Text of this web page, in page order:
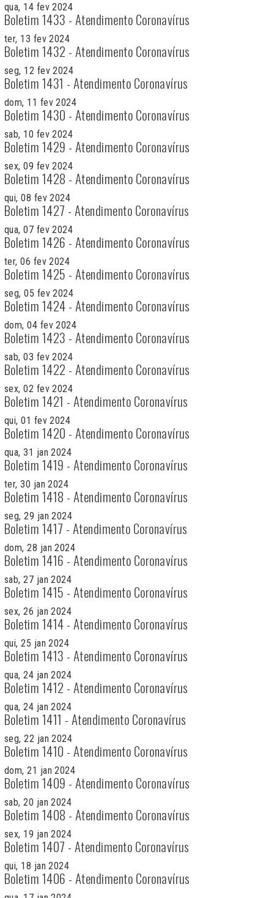
qua, 14 fev 2024
Boletim 1433 - Atendimento Coronavírus
ter, 13 fev 2024
Boletim 1432 - Atendimento Coronavírus
seg, 12 fev 2024
Boletim 1431 - Atendimento Coronavírus
dom, 11 fev 2024
Boletim 1430 - Atendimento Coronavírus
sab, 10 fev 2024
Boletim 1429 - Atendimento Coronavírus
sex, 09 fev 2024
Boletim 1428 - Atendimento Coronavírus
qui, 08 fev 2024
Boletim 1427 - Atendimento Coronavírus
qua, 07 fev 2024
Boletim 1426 - Atendimento Coronavírus
ter, 06 fev 2024
Boletim 1425 - Atendimento Coronavírus
seg, 05 fev 2024
Boletim 1424 - Atendimento Coronavírus
dom, 04 fev 2024
Boletim 1423 - Atendimento Coronavírus
sab, 03 fev 2024
Boletim 1422 - Atendimento Coronavírus
sex, 02 fev 2024
Boletim 1421 - Atendimento Coronavírus
qui, 01 fev 2024
Boletim 1420 - Atendimento Coronavírus
qua, 31 jan 2024
Boletim 1419 - Atendimento Coronavírus
ter, 30 jan 2024
Boletim 1418 - Atendimento Coronavírus
seg, 29 jan 2024
Boletim 1417 - Atendimento Coronavírus
dom, 28 jan 2024
Boletim 1416 - Atendimento Coronavírus
sab, 27 jan 2024
Boletim 1415 - Atendimento Coronavírus
sex, 26 jan 2024
Boletim 1414 - Atendimento Coronavírus
qui, 25 jan 2024
Boletim 1413 - Atendimento Coronavírus
qua, 24 jan 2024
Boletim 1412 - Atendimento Coronavírus
qua, 24 jan 2024
Boletim 1411 - Atendimento Coronavírus
seg, 22 jan 2024
Boletim 1410 - Atendimento Coronavírus
dom, 21 jan 2024
Boletim 1409 - Atendimento Coronavírus
sab, 20 jan 2024
Boletim 1408 - Atendimento Coronavírus
sex, 19 jan 2024
Boletim 1407 - Atendimento Coronavírus
qui, 18 jan 2024
Boletim 1406 - Atendimento Coronavírus